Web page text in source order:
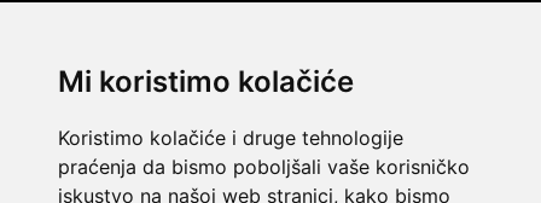
Mi koristimo kolačiće
Koristimo kolačiće i druge tehnologije
praćenja da bismo poboljšali vaše korisničko
iskustvo na našoj web stranici, kako bismo